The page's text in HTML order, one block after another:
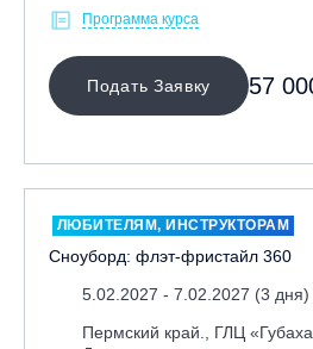
МЕСТО ПРОВЕДЕНИЯ
Байкальск, ГЛЦ «Гора
Вологодская обл., ГЛК "Ципина
Грузия, ГК «Гудаури»
Дистанционно
Екатеринбург, ГЛЦ «Уктус»
Ижевск, КАО «Нечкино»
Программа курса
Подать Заявку 57
ЛЮБИТЕЛЯМ, ИНСТРУКТОРАМ
Сноуборд: флэт-фристайл 360
5.02.2027 - 7.02.2027 (3 дня)
Пермский край., ГЛЦ